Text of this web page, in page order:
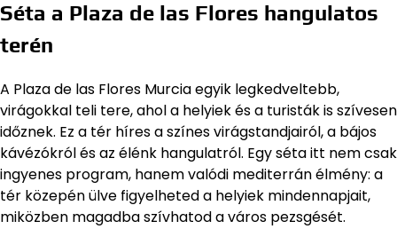
Séta a Plaza de las Flores hangulatos
terén
A Plaza de las Flores Murcia egyik legkedveltebb,
virágokkal teli tere, ahol a helyiek és a turisták is szívesen
időznek. Ez a tér híres a színes virágstandjairól, a bájos
kávézókról és az élénk hangulatról. Egy séta itt nem csak
ingyenes program, hanem valódi mediterrán élmény: a
tér közepén ülve figyelheted a helyiek mindennapjait,
miközben magadba szívhatod a város pezsgését.